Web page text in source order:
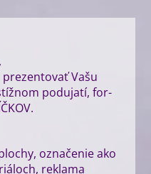
Vašu
podu­ja­tí, for­
ozna­če­nie ako
rekla­ma